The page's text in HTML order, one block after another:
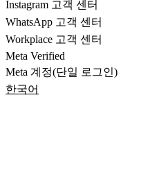
Instagram 고객 센터
WhatsApp 고객 센터
Workplace 고객 센터
Meta Verified
Meta 계정(단일 로그인)
한국어